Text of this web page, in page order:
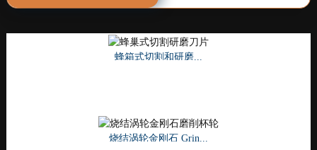
新型金刚石锯片
德克顿涡轮金刚石刀片
硬质陶瓷钻头
真空钎焊金刚石芯材……
塑料地板维修套装
G-Ultra Lifter
瓷砖振动机
专业瓷砖振动...
蜂箱式切割和研磨...
烧结涡轮金刚石 Grin...